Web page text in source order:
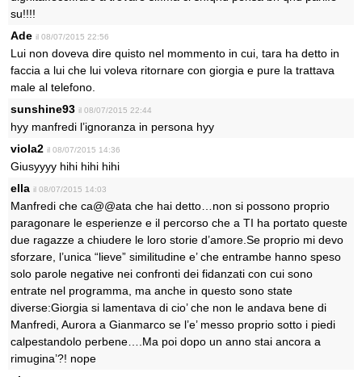
su!!!!
Ade il 08/07/2015 22:56
Lui non doveva dire quisto nel mommento in cui, tara ha detto in
faccia a lui che lui voleva ritornare con giorgia e pure la trattava
male al telefono.
sunshine93 il 08/07/2015 22:44
hyy manfredi l’ignoranza in persona hyy
viola2 il 08/07/2015 14:36
Giusyyyy hihi hihi hihi
ella il 08/07/2015 14:03
Manfredi che ca@@ata che hai detto…non si possono proprio
paragonare le esperienze e il percorso che a TI ha portato queste
due ragazze a chiudere le loro storie d’amore.Se proprio mi devo
sforzare, l’unica “lieve” similitudine e’ che entrambe hanno speso
solo parole negative nei confronti dei fidanzati con cui sono
entrate nel programma, ma anche in questo sono state
diverse:Giorgia si lamentava di cio’ che non le andava bene di
Manfredi, Aurora a Gianmarco se l’e’ messo proprio sotto i piedi
calpestandolo perbene….Ma poi dopo un anno stai ancora a
rimugina’?! nope